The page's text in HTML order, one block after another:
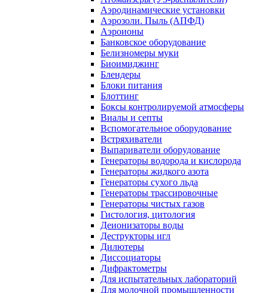
Аэродинамические установки
Аэрозоли. Пыль (АПФД)
Аэроионы
Банковское оборудование
Белизномеры муки
Биоимиджинг
Блендеры
Блоки питания
Блоттинг
Боксы контролируемой атмосферы
Виалы и септы
Вспомогательное оборудование
Встряхиватели
Выпариватели оборудование
Генераторы водорода и кислорода
Генераторы жидкого азота
Генераторы сухого льда
Генераторы трассировочные
Генераторы чистых газов
Гистология, цитология
Деионизаторы воды
Деструкторы игл
Дилютеры
Диссоциаторы
Дифрактометры
Для испытательных лабораторий
Для молочной промышленности